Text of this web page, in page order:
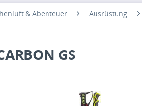
& Abenteuer Ausrüstung
GS